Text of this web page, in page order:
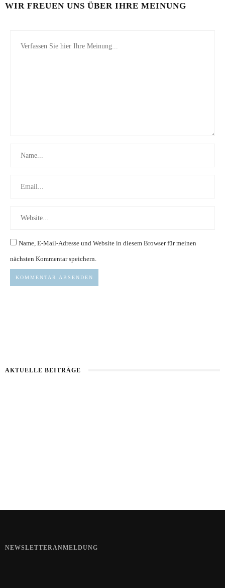
WIR FREUEN UNS ÜBER IHRE MEINUNG
Name, E-Mail-Adresse und Website in diesem Browser für meinen
nächsten Kommentar speichern.
AKTUELLE BEITRÄGE
NEWSLETTERANMELDUNG